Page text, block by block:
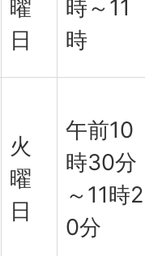
曜
日
時～11
時
火
曜
日
午前10
時30分
～11時2
0分